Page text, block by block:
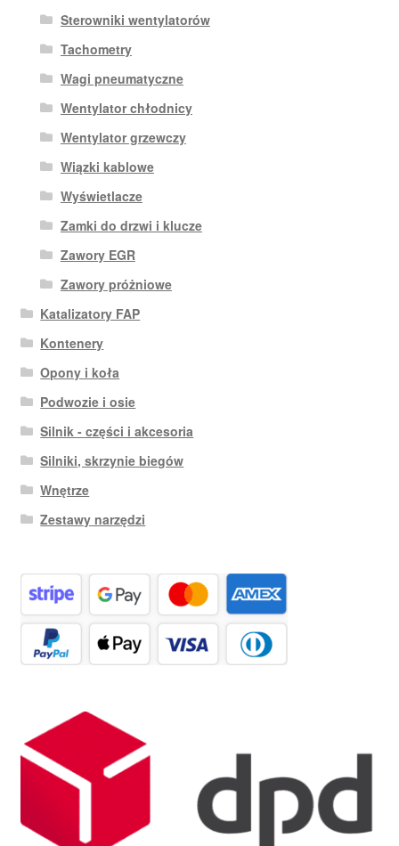
Sterowniki wentylatorów
Tachometry
Wagi pneumatyczne
Wentylator chłodnicy
Wentylator grzewczy
Wiązki kablowe
Wyświetlacze
Zamki do drzwi i klucze
Zawory EGR
Zawory próżniowe
Katalizatory FAP
Kontenery
Opony i koła
Podwozie i osie
Silnik - części i akcesoria
Silniki, skrzynie biegów
Wnętrze
Zestawy narzędzi